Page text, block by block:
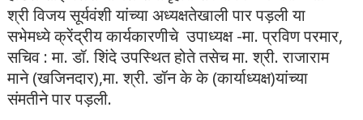
श्री विजय सूर्यवंशी यांच्या अध्यक्षतेखाली पार पड़ली या
सभेमध्ये क्रेंद्रीय कार्यकारणीचे उपाध्यक्ष -मा. प्रविण परमार,
सचिव : मा. डॉ. शिंदे उपस्थित होते तसेच मा. श्री. राजाराम
माने (खजिनदार),मा. श्री. डॉन के के (कार्याध्यक्ष)यांच्या
संमतीने पार पड़ली.